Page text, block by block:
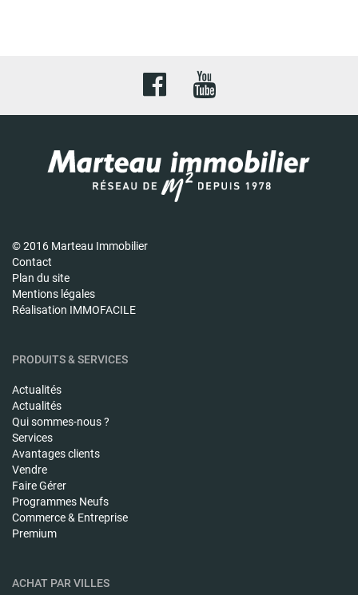
© 2016 Marteau Immobilier
Contact
Plan du site
Mentions légales
Réalisation IMMOFACILE
PRODUITS & SERVICES
Actualités
Actualités
Qui sommes-nous ?
Services
Avantages clients
Vendre
Faire Gérer
Programmes Neufs
Commerce & Entreprise
Premium
ACHAT PAR VILLES